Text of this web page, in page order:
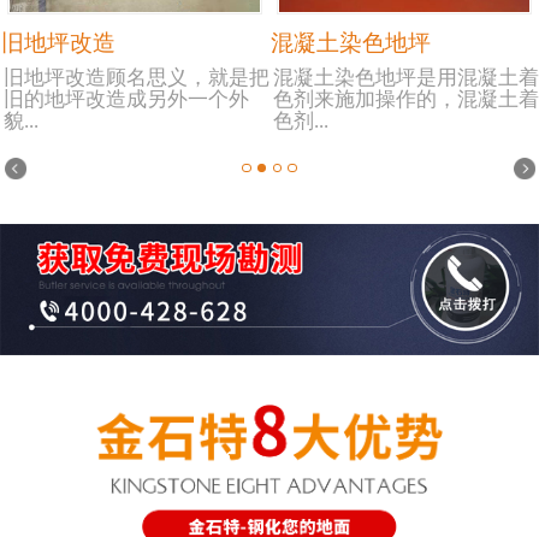
旧地坪改造
旧地坪改造顾名思义，就是把
旧的地坪改造成另外一个外
貌...
混凝土染色地坪
混凝土染色地坪是用混凝土着
色剂来施加操作的，混凝土着
色剂...